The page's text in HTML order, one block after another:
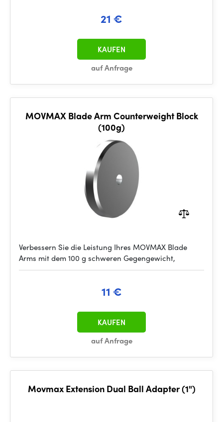
21 €
auf Anfrage
KAUFEN
MOVMAX Blade Arm Counterweight Block
(100g)
Verbessern Sie die Leistung Ihres MOVMAX Blade
Arms mit dem 100 g schweren Gegengewicht,
11 €
auf Anfrage
KAUFEN
Movmax Extension Dual Ball Adapter (1")